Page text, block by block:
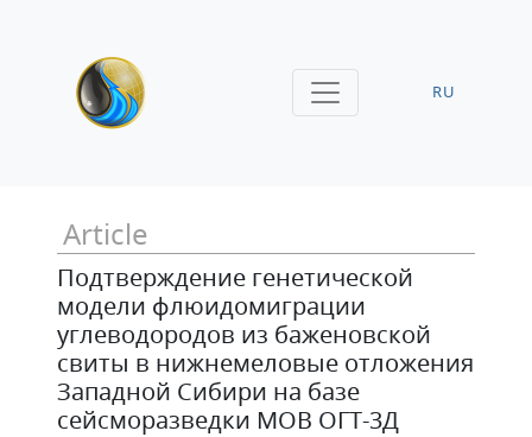
RU
Article
Подтверждение генетической
модели флюидомиграции
углеводородов из баженовской
свиты в нижнемеловые отложения
Западной Сибири на базе
сейсморазведки МОВ ОГТ-3Д